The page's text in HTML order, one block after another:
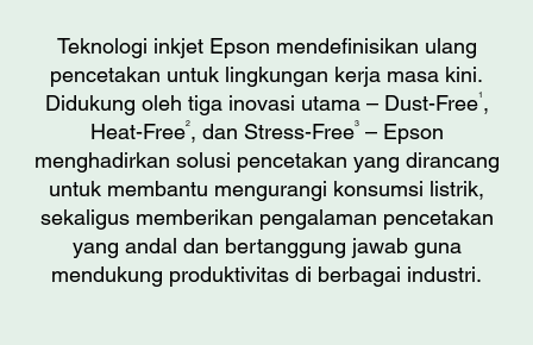
Teknologi inkjet Epson mendefinisikan ulang
pencetakan untuk lingkungan kerja masa kini.
Didukung oleh tiga inovasi utama – Dust-Free1 ,
Heat-Free2, dan Stress-Free3– Epson
menghadirkan solusi pencetakan yang dirancang
untuk membantu mengurangi konsumsi listrik,
sekaligus memberikan pengalaman pencetakan
yang andal dan bertanggung jawab guna
mendukung produktivitas di berbagai industri.